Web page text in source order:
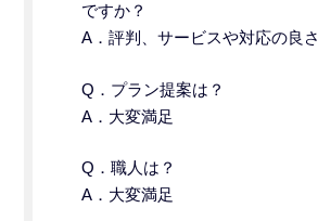
ですか？
A．評判、サービスや対応の良さ
Q．プラン提案は？
A．大変満足
Q．職人は？
A．大変満足